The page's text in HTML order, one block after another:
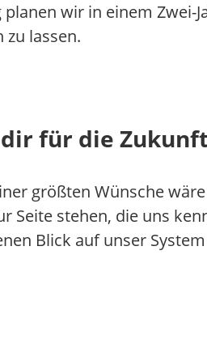
wir in einem
zu lassen.
für die
größten Wünsche
Seite stehen, die uns
Blick auf unser